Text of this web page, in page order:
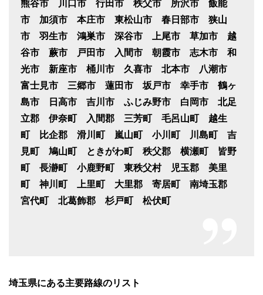
熊谷市 川口市 行田市 秩父市 所沢市 飯能
市 加須市 本庄市 東松山市 春日部市 狭山
市 羽生市 鴻巣市 深谷市 上尾市 草加市 越
谷市 蕨市 戸田市 入間市 朝霞市 志木市 和
光市 新座市 桶川市 久喜市 北本市 八潮市
富士見市 三郷市 蓮田市 坂戸市 幸手市 鶴ヶ
島市 日高市 吉川市 ふじみ野市 白岡市 北足
立郡 伊奈町 入間郡 三芳町 毛呂山町 越生
町 比企郡 滑川町 嵐山町 小川町 川島町 吉
見町 鳩山町 ときがわ町 秩父郡 横瀬町 皆野
町 長瀞町 小鹿野町 東秩父村 児玉郡 美里
町 神川町 上里町 大里郡 寄居町 南埼玉郡
宮代町 北葛飾郡 杉戸町 松伏町
埼玉県にある主要路線のリスト